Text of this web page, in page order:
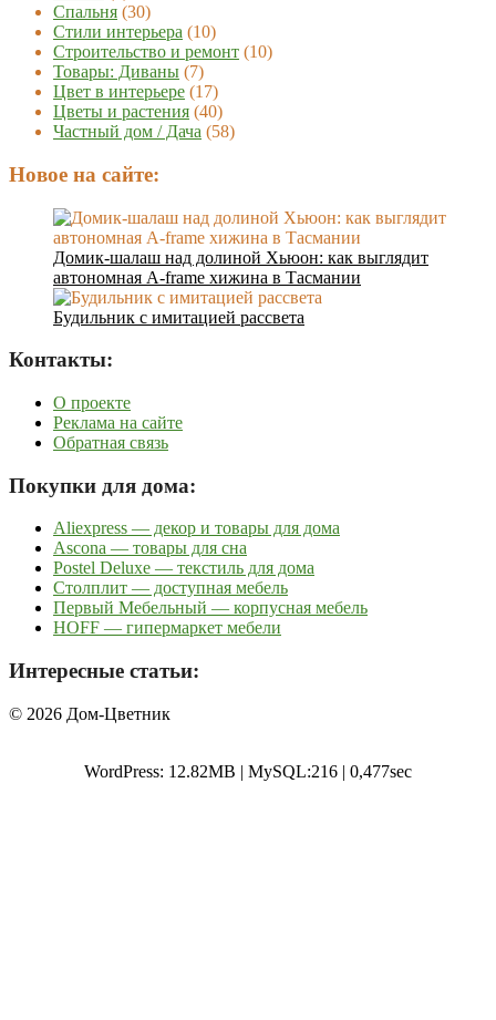
Спальня (30)
Стили интерьера (10)
Строительство и ремонт (10)
Товары: Диваны (7)
Цвет в интерьере (17)
Цветы и растения (40)
Частный дом / Дача (58)
Новое на сайте:
Домик-шалаш над долиной Хьюон: как выглядит
автономная A-frame хижина в Тасмании
Будильник с имитацией рассвета
Контакты:
О проекте
Реклама на сайте
Обратная связь
Покупки для дома:
Aliexpress — декор и товары для дома
Ascona — товары для сна
Postel Deluxe — текстиль для дома
Столплит — доступная мебель
Первый Мебельный — корпусная мебель
HOFF — гипермаркет мебели
Интересные статьи:
© 2026 Дом-Цветник
WordPress: 12.82MB | MySQL:216 | 0,477sec